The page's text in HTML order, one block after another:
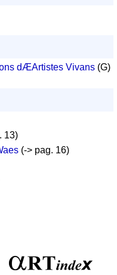
dÆArtistes Vivans (G)
13)
(-> pag. 16)